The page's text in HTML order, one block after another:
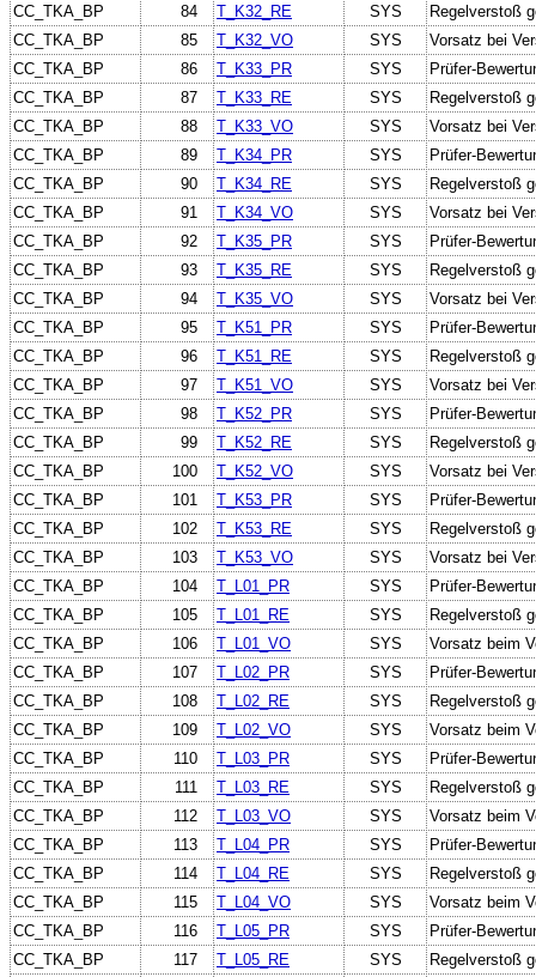
CC_TKA_BP
84 T_K32_RE SYS
Regelverstoß
CC_TKA_BP
85 T_K32_VO SYS
Vorsatz bei
CC_TKA_BP
86 T_K33_PR SYS
Prüfer-
CC_TKA_BP
87 T_K33_RE SYS
Regelverstoß
CC_TKA_BP
88 T_K33_VO SYS
Vorsatz bei
CC_TKA_BP
89 T_K34_PR SYS
Prüfer-
CC_TKA_BP
90 T_K34_RE SYS
Regelverstoß
CC_TKA_BP
91 T_K34_VO SYS
Vorsatz bei
CC_TKA_BP
92 T_K35_PR SYS
Prüfer-
CC_TKA_BP
93 T_K35_RE SYS
Regelverstoß
CC_TKA_BP
94 T_K35_VO SYS
Vorsatz bei
CC_TKA_BP
95 T_K51_PR SYS
Prüfer-
CC_TKA_BP
96 T_K51_RE SYS
Regelverstoß
CC_TKA_BP
97 T_K51_VO SYS
Vorsatz bei
CC_TKA_BP
98 T_K52_PR SYS
Prüfer-
CC_TKA_BP
99 T_K52_RE SYS
Regelverstoß
CC_TKA_BP
100 T_K52_VO SYS
Vorsatz bei
CC_TKA_BP
101 T_K53_PR SYS
Prüfer-
CC_TKA_BP
102 T_K53_RE SYS
Regelverstoß
CC_TKA_BP
103 T_K53_VO SYS
Vorsatz bei
CC_TKA_BP
104 T_L01_PR SYS
Prüfer-
CC_TKA_BP
105 T_L01_RE SYS
Regelverstoß
CC_TKA_BP
106 T_L01_VO SYS
Vorsatz beim
CC_TKA_BP
107 T_L02_PR SYS
Prüfer-
CC_TKA_BP
108 T_L02_RE SYS
Regelverstoß
CC_TKA_BP
109 T_L02_VO SYS
Vorsatz beim
CC_TKA_BP
110 T_L03_PR SYS
Prüfer-
CC_TKA_BP
111 T_L03_RE SYS
Regelverstoß
CC_TKA_BP
112 T_L03_VO SYS
Vorsatz beim
CC_TKA_BP
113 T_L04_PR SYS
Prüfer-
CC_TKA_BP
114 T_L04_RE SYS
Regelverstoß
CC_TKA_BP
115 T_L04_VO SYS
Vorsatz beim
CC_TKA_BP
116 T_L05_PR SYS
Prüfer-
CC_TKA_BP
117 T_L05_RE SYS
Regelverstoß